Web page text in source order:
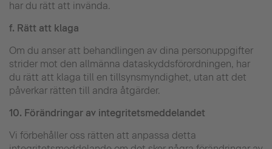
har du rätt att invända.
f. Rätt att klaga
Om du anser att behandlingen av dina personuppgifter
strider mot den allmänna dataskyddsförordningen, har
du rätt att klaga till en tillsynsmyndighet, utan att det
påverkar rätten till andra åtgärder.
10. Förändringar av integritetsmeddelandet
Vi förbehåller oss rätten att anpassa detta